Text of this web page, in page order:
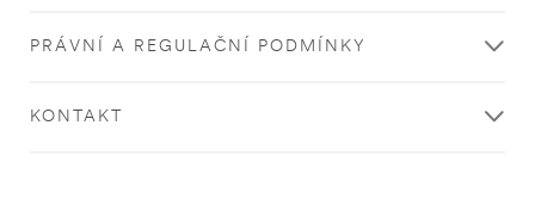
PRÁVNÍ A REGULAČNÍ PODMÍNKY
KONTAKT